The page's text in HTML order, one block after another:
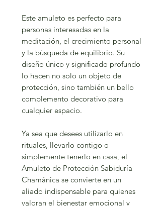
Este amuleto es perfecto para
personas interesadas en la
meditación, el crecimiento personal
y la búsqueda de equilibrio. Su
diseño único y significado profundo
lo hacen no solo un objeto de
protección, sino también un bello
complemento decorativo para
cualquier espacio.
Ya sea que desees utilizarlo en
rituales, llevarlo contigo o
simplemente tenerlo en casa, el
Amuleto de Protección Sabiduría
Chamánica se convierte en un
aliado indispensable para quienes
valoran el bienestar emocional y